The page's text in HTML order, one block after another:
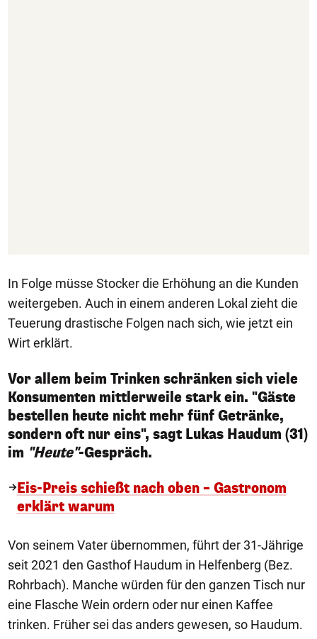
In Folge müsse Stocker die Erhöhung an die Kunden
weitergeben. Auch in einem anderen Lokal zieht die
Teuerung drastische Folgen nach sich, wie jetzt ein
Wirt erklärt.
Vor allem beim Trinken schränken sich viele
Konsumenten mittlerweile stark ein. "Gäste
bestellen heute nicht mehr fünf Getränke,
sondern oft nur eins", sagt Lukas Haudum (31)
im "Heute"-Gespräch.
Eis-Preis schießt nach oben – Gastronom
erklärt warum
Von seinem Vater übernommen, führt der 31-Jährige
seit 2021 den Gasthof Haudum in Helfenberg (Bez.
Rohrbach). Manche würden für den ganzen Tisch nur
eine Flasche Wein ordern oder nur einen Kaffee
trinken. Früher sei das anders gewesen, so Haudum.